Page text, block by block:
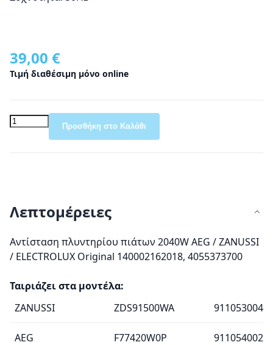
39,00 €
Τιμή διαθέσιμη μόνο online
Προσθήκη στο Καλάθι
Λεπτομέρειες
Αντίσταση πλυντηρίου πιάτων 2040W AEG / ZANUSSI
/ ELECTROLUX Original 140002162018, 4055373700
Ταιριάζει στα μοντέλα:
ZANUSSI
ZDS91500WA 911053004
AEG F77420W0P 911054002